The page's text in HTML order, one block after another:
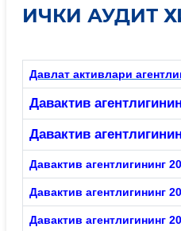
ИЧКИ АУДИТ
Давлат активлари
Давактив
Давактив
Давактив агентлигининг
Давактив агентлигининг
Давактив агентлигининг